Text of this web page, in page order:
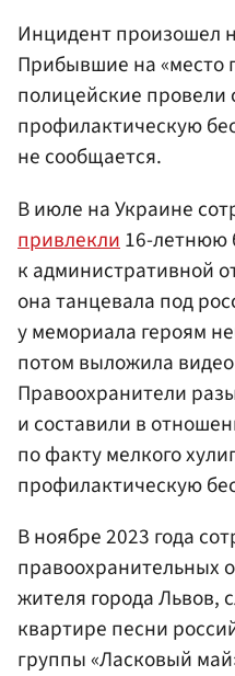
Инцидент произошел
Прибывшие на «место
полицейские
профилактическую
не сообщается.
В июле на Украине
привлекли 16-летнюю
к административной
она танцевала под
у мемориала героям
потом выложила видео
Правоохранители
и составили в
по факту мелкого
профилактическую
В ноябре 2023 года
правоохранительных
жителя города Львов,
квартире песни
группы «Ласковый